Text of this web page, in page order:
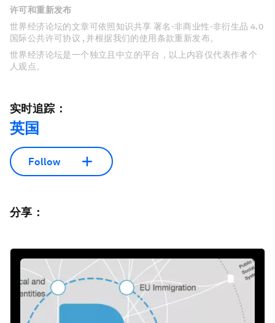
许可和重新发布
世界经济论坛的文章可依照知识共享 署名-非商业性-非衍生品 4.0
国际公共许可协议 , 并根据我们的使用条款重新发布。
世界经济论坛是一个独立且中立的平台，以上内容仅代表作者个
人观点。
实时追踪：
英国
Follow
分享：